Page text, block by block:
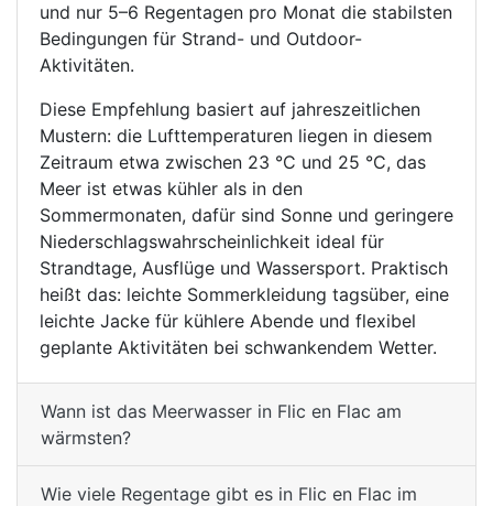
und nur 5–6 Regentagen pro Monat die stabilsten
Bedingungen für Strand- und Outdoor-
Aktivitäten.
Diese Empfehlung basiert auf jahreszeitlichen
Mustern: die Lufttemperaturen liegen in diesem
Zeitraum etwa zwischen 23 °C und 25 °C, das
Meer ist etwas kühler als in den
Sommermonaten, dafür sind Sonne und geringere
Niederschlagswahrscheinlichkeit ideal für
Strandtage, Ausflüge und Wassersport. Praktisch
heißt das: leichte Sommerkleidung tagsüber, eine
leichte Jacke für kühlere Abende und flexibel
geplante Aktivitäten bei schwankendem Wetter.
Wann ist das Meerwasser in Flic en Flac am
wärmsten?
Wie viele Regentage gibt es in Flic en Flac im